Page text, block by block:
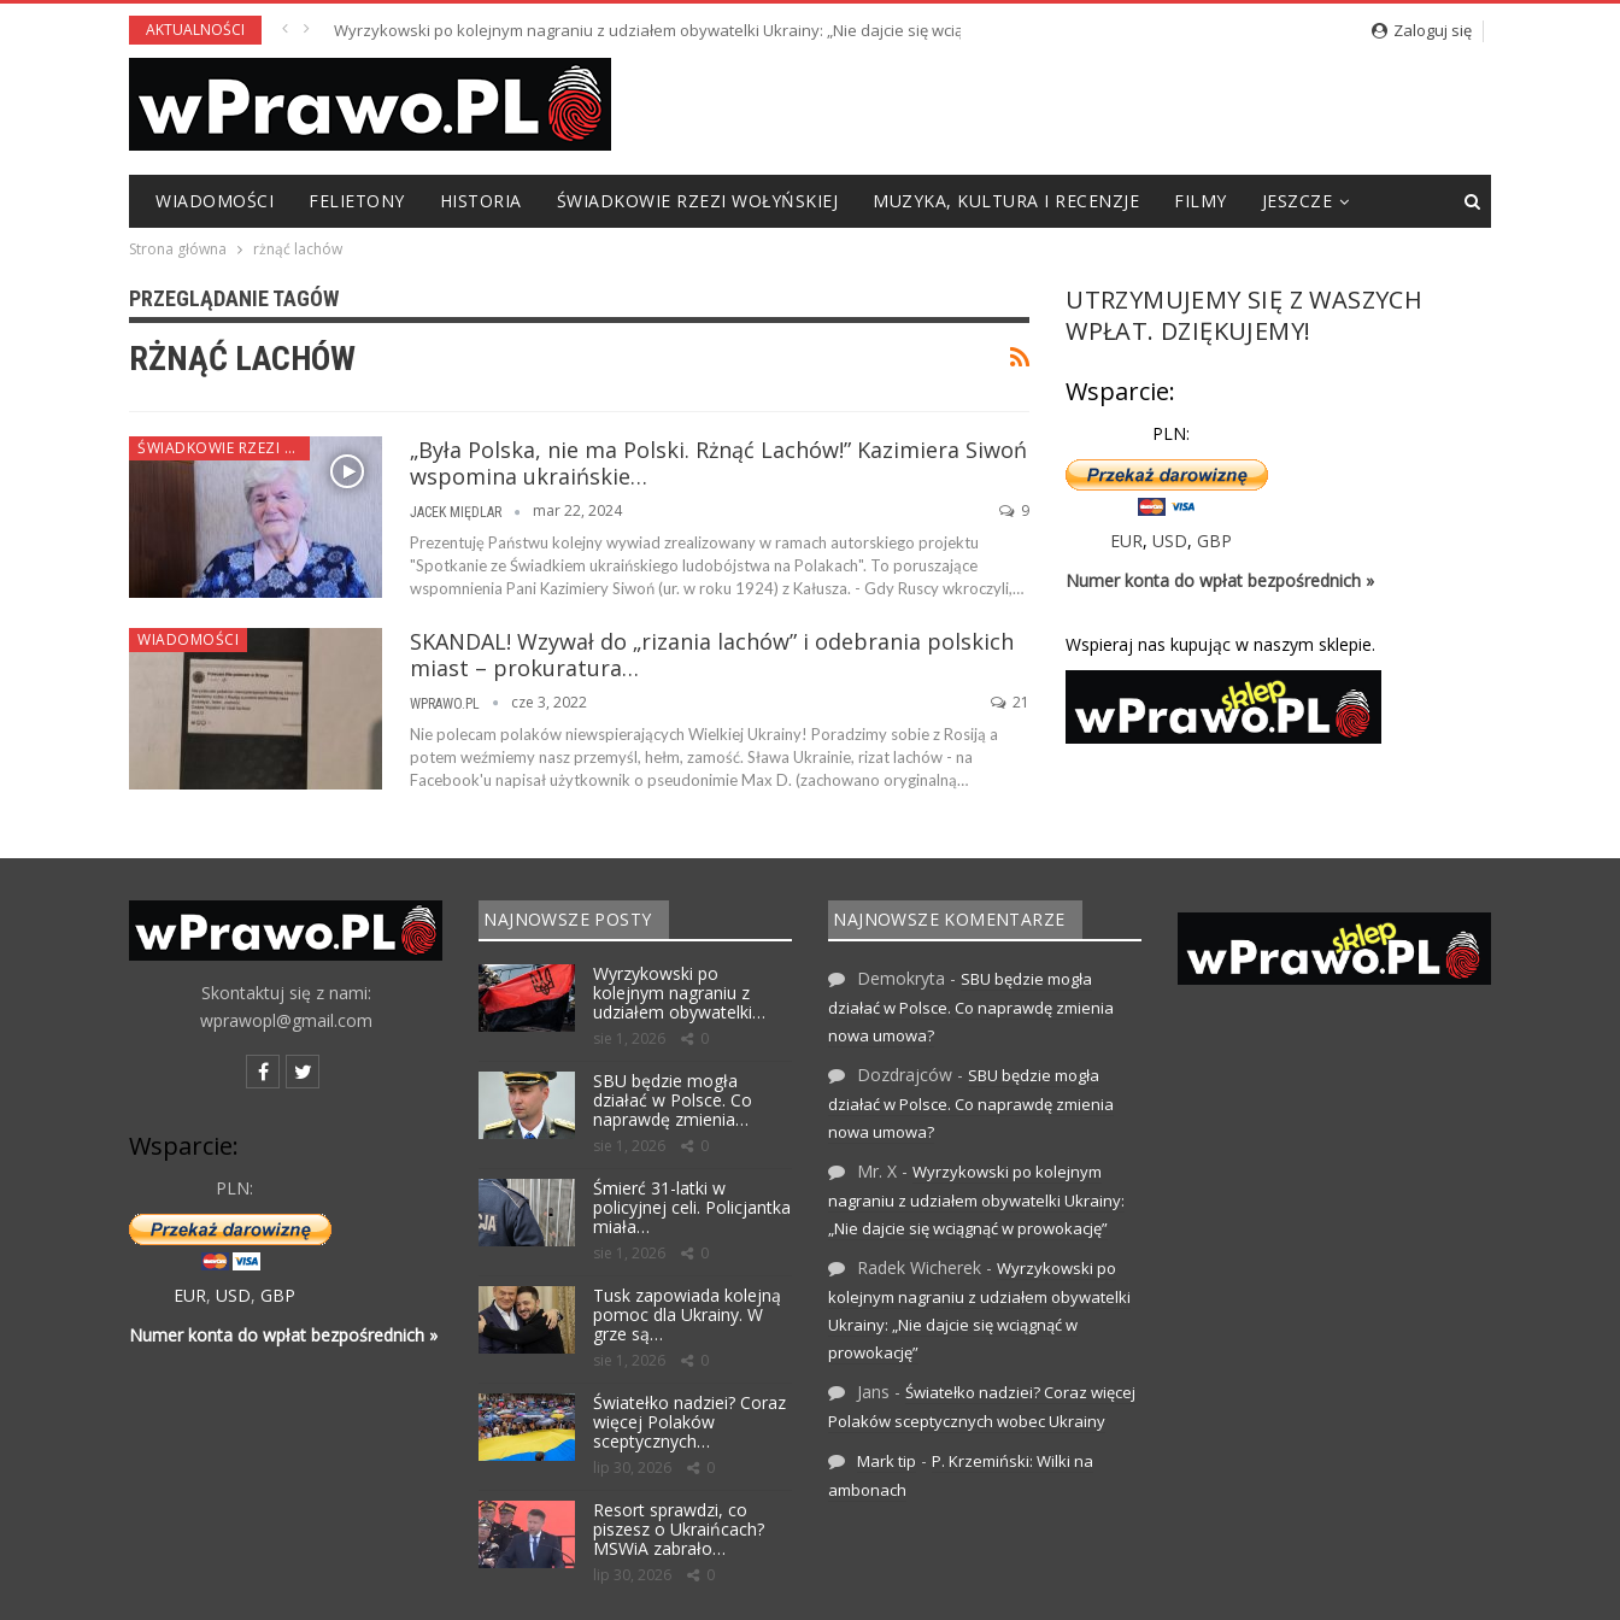
AKTUALNOŚCI Wyrzykowski po kolejnym nagraniu z udziałem obywatelki Ukrainy: „Nie dajcie się wciągnąć w prowokację” Zaloguj się
WIADOMOŚCI FELIETONY HISTORIA ŚWIADKOWIE RZEZI WOŁYŃSKIEJ MUZYKA, KULTURA I RECENZJE FILMY JESZCZE
Strona główna rżnąć lachów
PRZEGLĄDANIE TAGÓW
RŻNĄĆ LACHÓW
ŚWIADKOWIE RZEZI WOŁYŃSKIEJ
„Była Polska, nie ma Polski. Rżnąć Lachów!” Kazimiera Siwoń
wspomina ukraińskie…
JACEK MIĘDLAR mar 22, 2024 9
Prezentuję Państwu kolejny wywiad zrealizowany w ramach autorskiego projektu
"Spotkanie ze Świadkiem ukraińskiego ludobójstwa na Polakach". To poruszające
wspomnienia Pani Kazimiery Siwoń (ur. w roku 1924) z Kałusza. - Gdy Ruscy wkroczyli,…
WIADOMOŚCI
SKANDAL! Wzywał do „rizania lachów” i odebrania polskich
miast – prokuratura…
WPRAWO.PL cze 3, 2022 21
Nie polecam polaków niewspierających Wielkiej Ukrainy! Poradzimy sobie z Rosiją a
potem weźmiemy nasz przemyśl, hełm, zamość. Sława Ukrainie, rizat lachów - na
Facebook'u napisał użytkownik o pseudonimie Max D. (zachowano oryginalną…
UTRZYMUJEMY SIĘ Z WASZYCH
WPŁAT. DZIĘKUJEMY!
Wsparcie:
PLN:
EUR,USD,GBP
Numer konta do wpłat bezpośrednich »
Wspieraj nas kupując w naszym sklepie.
Skontaktuj się z nami:
wprawopl@gmail.com
Wsparcie:
PLN:
EUR, USD, GBP
Numer konta do wpłat bezpośrednich »
NAJNOWSZE POSTY
Wyrzykowski po
kolejnym nagraniu z
udziałem obywatelki…
sie 1, 2026 0
SBU będzie mogła
działać w Polsce. Co
naprawdę zmienia…
sie 1, 2026 0
Śmierć 31-latki w
policyjnej celi. Policjantka
miała…
sie 1, 2026 0
Tusk zapowiada kolejną
pomoc dla Ukrainy. W
grze są…
sie 1, 2026 0
Światełko nadziei? Coraz
więcej Polaków
sceptycznych…
lip 30, 2026 0
Resort sprawdzi, co
piszesz o Ukraińcach?
MSWiA zabrało…
lip 30, 2026 0
NAJNOWSZE KOMENTARZE
Demokryta - SBU będzie mogła
działać w Polsce. Co naprawdę zmienia
nowa umowa?
Dozdrajców - SBU będzie mogła
działać w Polsce. Co naprawdę zmienia
nowa umowa?
Mr. X - Wyrzykowski po kolejnym
nagraniu z udziałem obywatelki Ukrainy:
„Nie dajcie się wciągnąć w prowokację”
Radek Wicherek - Wyrzykowski po
kolejnym nagraniu z udziałem obywatelki
Ukrainy: „Nie dajcie się wciągnąć w
prowokację”
Jans - Światełko nadziei? Coraz więcej
Polaków sceptycznych wobec Ukrainy
Mark tip - P. Krzemiński: Wilki na
ambonach